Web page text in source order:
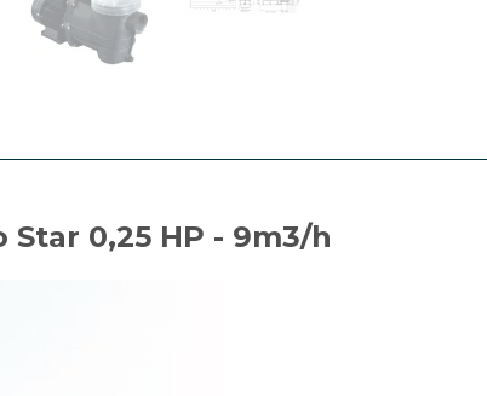
0,25 HP - 9m3/h